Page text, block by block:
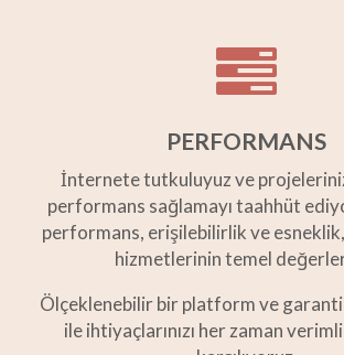
PERFORMANS
İnternete tutkuluyuz ve
performans sağlamayı taahhüt
performans, erişilebilirlik ve
hizmetlerinin temel
Ölçeklenebilir bir platform ve
ile ihtiyaçlarınızı her zaman